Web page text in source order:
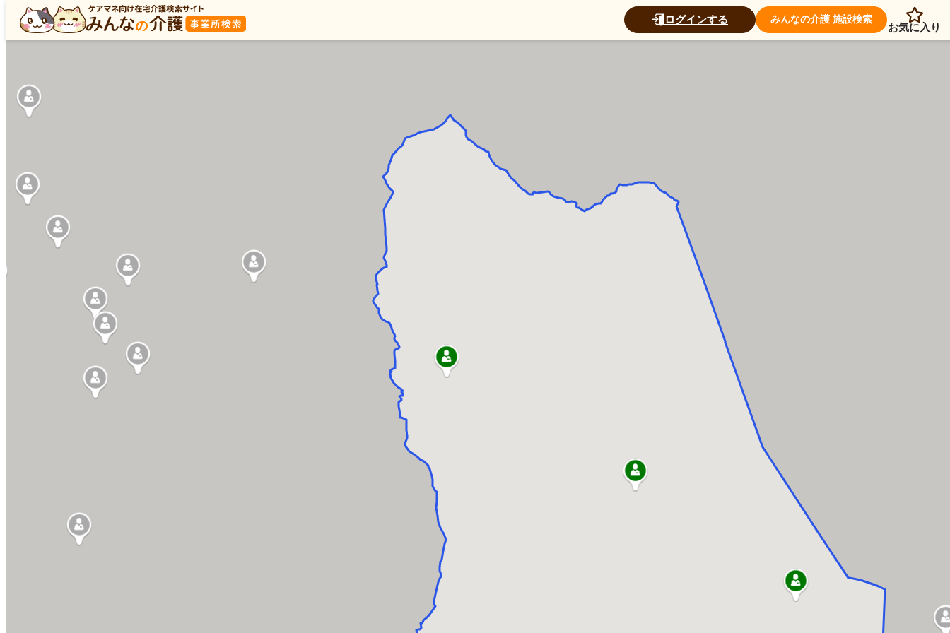
ログインする みんなの介護 施設検索
お気に入り